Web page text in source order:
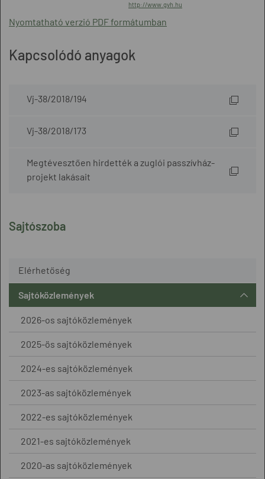
Sajtószoba
Elérhetőség
Sajtóközlemények
2026-os sajtóközlemények
2025-ös sajtóközlemények
2024-es sajtóközlemények
2023-as sajtóközlemények
2022-es sajtóközlemények
2021-es sajtóközlemények
2020-as sajtóközlemények
http://www.gvh.hu
Nyomtatható verzió PDF formátumban
Kapcsolódó anyagok
Vj-38/2018/194
Vj-38/2018/173
Megtévesztően hirdették a zuglói passzívház-
projekt lakásait